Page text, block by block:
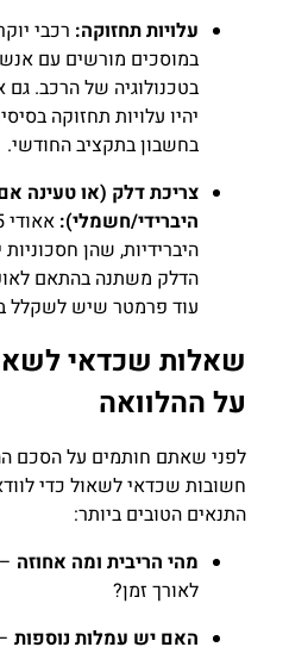
עלויות תחזוקה: רכבי
במוסכים מורשים עם
בטכנולוגיה של הרכב.
יהיו עלויות תחזוקה
בחשבון בתקציב החודשי.
צריכת דלק (או טעינה
היברידי/חשמלי):
היברידיות, שהן
הדלק משתנה בהתאם
עוד פרמטר שיש לשקלל
שאלות שכדאי
על ההלוואה
לפני שאתם חותמים על הסכם
חשובות שכדאי לשאול כדי
התנאים הטובים ביותר:
מהי הריבית ומה אחוזה
לאורך זמן?
האם יש עמלות נוספות